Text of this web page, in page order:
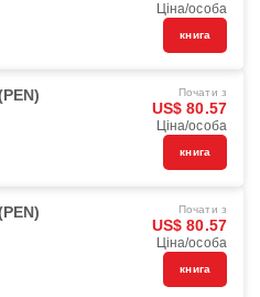
Ціна/особа
книга
Почати з
US$ 80.57
Ціна/особа
книга
Почати з
US$ 80.57
Ціна/особа
книга